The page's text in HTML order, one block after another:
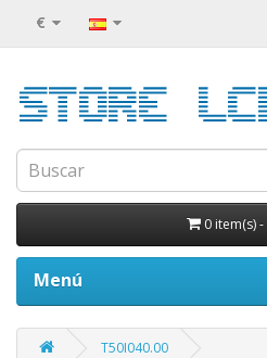
€
0 item(s)-
Menú
T50I040.00